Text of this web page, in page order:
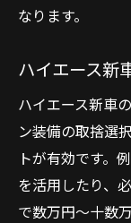
なります。
ハイエース新
ハイエース新車
ン装備の取捨選
トが有効です。
を活用したり、
で数万円～十数